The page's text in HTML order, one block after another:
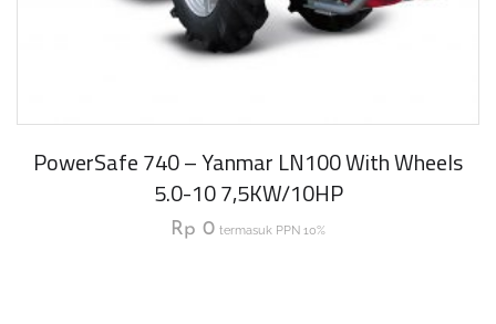
PowerSafe 740 – Yanmar LN100 With Wheels
5.0-10 7,5KW/10HP
Rp 0 termasuk PPN 10%